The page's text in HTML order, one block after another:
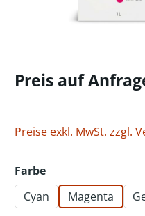
Preis auf
Preise exkl. MwSt. zzgl.
Farbeauswählen
Cyan
Magenta